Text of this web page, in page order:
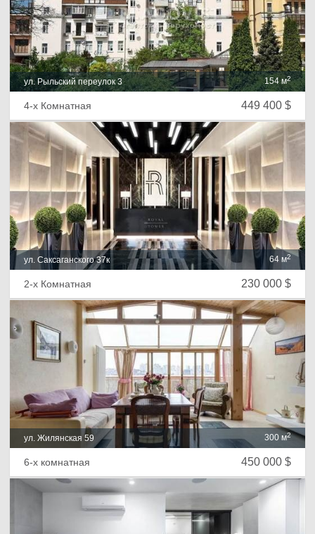
ул. Рыльский переулок 3 154 м2
449 400 $
4-х Комнатная
ул. Саксаганского 37к 64 м2
230 000 $
2-х Комнатная
ул. Жилянская 59 300 м2
450 000 $
6-х комнатная